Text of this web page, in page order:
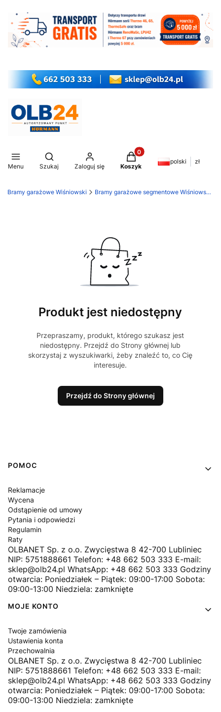
Menu
Otwórz wyszukiwarkę
Szukaj Zaloguj się
Produkty w koszyku: 0.
Koszyk
polski zł
Bramy garażowe Wiśniowski Bramy garażowe segmentowe Wiśniowski Unipro
Produkt jest niedostępny
Przepraszamy, produkt, którego szukasz jest
niedostępny. Przejdź do Strony głównej lub
skorzystaj z wyszukiwarki, żeby znaleźć to, co Cię
interesuje.
Przejdź do Strony głównej
Linki w stopce
POMOC
Reklamacje
Wycena
Odstąpienie od umowy
Pytania i odpowiedzi
Regulamin
Raty
OLBANET Sp. z o.o. Zwycięstwa 8 42-700 Lubliniec
NIP: 5751888661 Telefon: +48 662 503 333 E-mail:
sklep@olb24.pl WhatsApp: +48 662 503 333 Godziny
otwarcia: Poniedziałek – Piątek: 09:00-17:00 Sobota:
09:00-13:00 Niedziela: zamknięte
MOJE KONTO
Twoje zamówienia
Ustawienia konta
Przechowalnia
OLBANET Sp. z o.o. Zwycięstwa 8 42-700 Lubliniec
NIP: 5751888661 Telefon: +48 662 503 333 E-mail:
sklep@olb24.pl WhatsApp: +48 662 503 333 Godziny
otwarcia: Poniedziałek – Piątek: 09:00-17:00 Sobota:
09:00-13:00 Niedziela: zamknięte